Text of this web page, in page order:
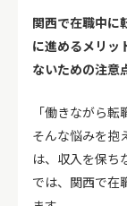
関西で在職中に
に進めるメリッ
ないための注意
「働きながら転
そんな悩みを抱
は、収入を保ち
では、関西で在